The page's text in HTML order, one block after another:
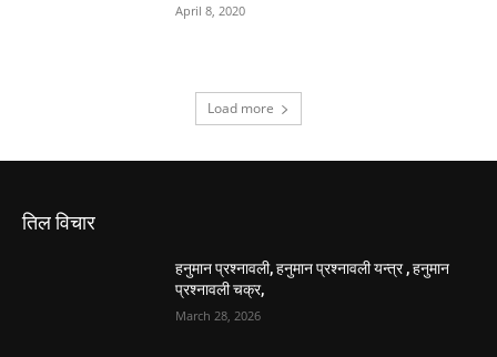
April 8, 2020
Load more
तिल विचार
हनुमान प्रश्नावली, हनुमान प्रश्नावली यन्त्र , हनुमान
प्रश्नावली चक्र,
March 28, 2026